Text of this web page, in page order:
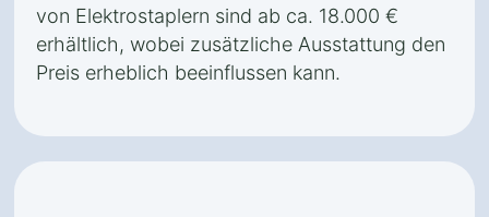
von Elektrostaplern sind ab ca. 18.000 €
erhältlich, wobei zusätzliche Ausstattung den
Preis erheblich beeinflussen kann.